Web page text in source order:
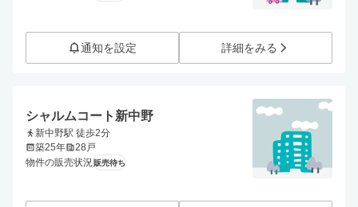
通知を設定 詳細をみる
シャルムコート新中野
新中野駅 徒歩2分
築25年
28戸
物件の販売状況販売待ち